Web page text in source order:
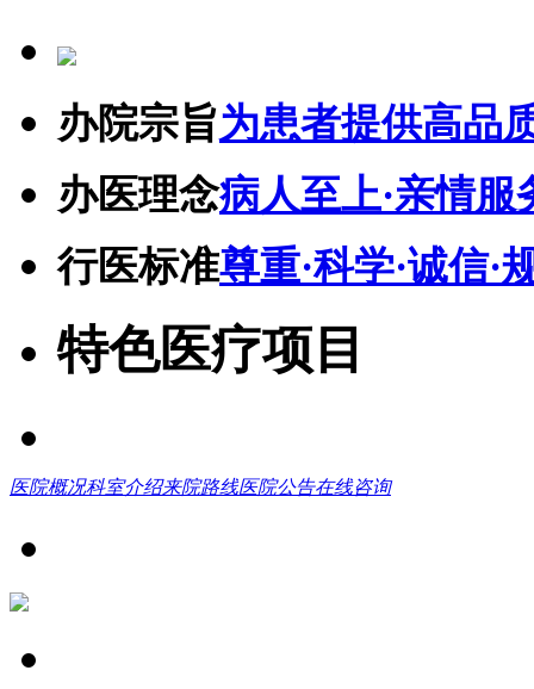
办院宗旨为患者提供高品
办医理念病人至上·亲情服
行医标准尊重·科学·诚信·
特色医疗项目
医院概况科室介绍来院路线医院公告在线咨询